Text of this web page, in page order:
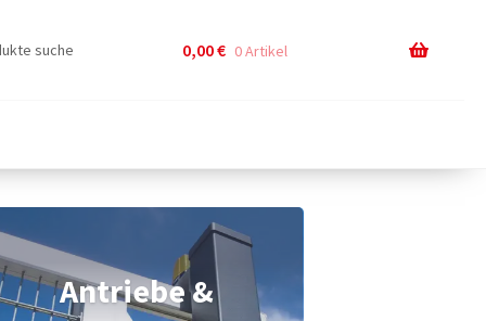
0,00€ 0 Artikel
Antriebe &